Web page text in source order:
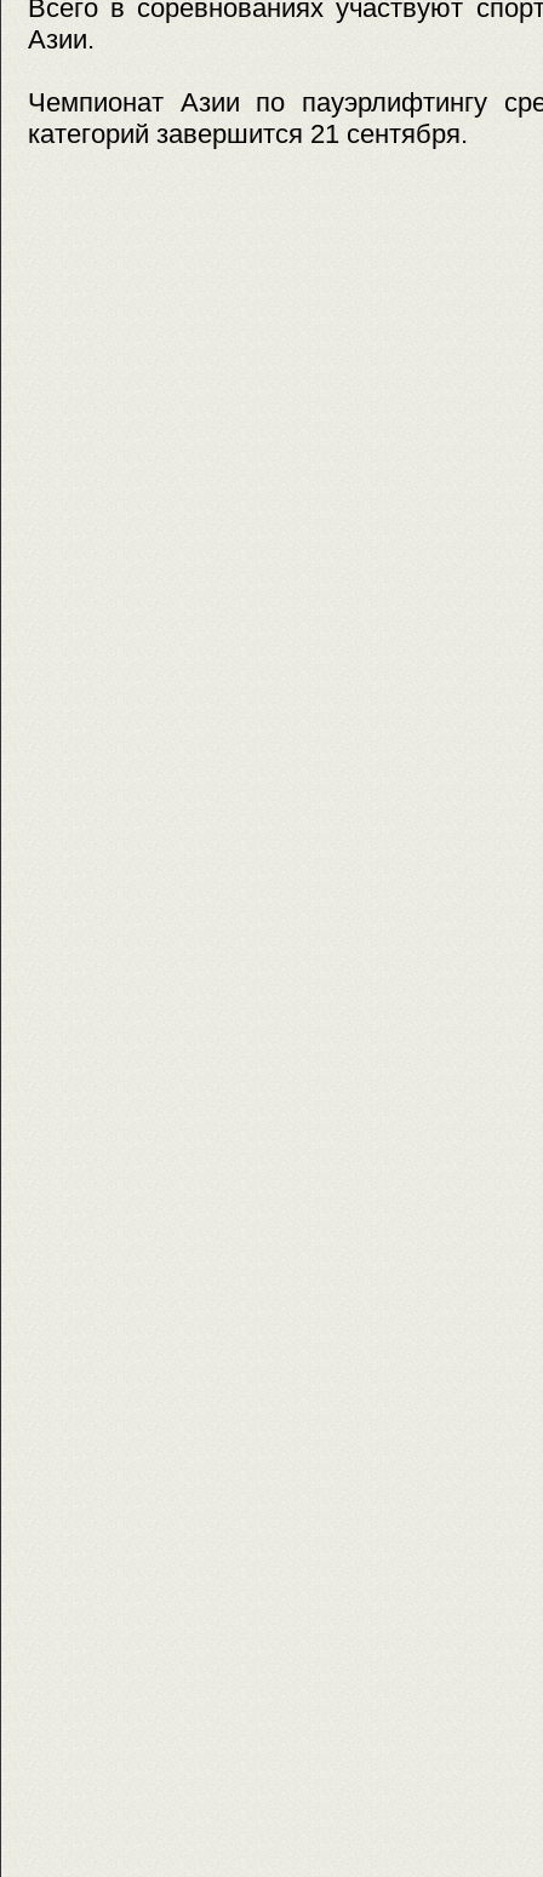
Всего в соревнованиях участвуют
Азии.
Чемпионат Азии по пауэрлифтингу
категорий завершится 21 сентября.